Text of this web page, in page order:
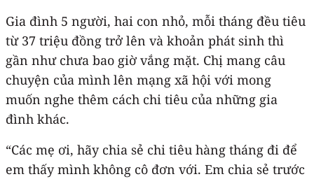
Gia đình 5 người, hai con nhỏ, mỗi tháng đều tiêu
từ 37 triệu đồng trở lên và khoản phát sinh thì
gần như chưa bao giờ vắng mặt. Chị mang câu
chuyện của mình lên mạng xã hội với mong
muốn nghe thêm cách chi tiêu của những gia
đình khác.
“Các mẹ ơi, hãy chia sẻ chi tiêu hàng tháng đi để
em thấy mình không cô đơn với. Em chia sẻ trước